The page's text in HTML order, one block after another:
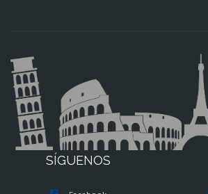
SÍGUENOS